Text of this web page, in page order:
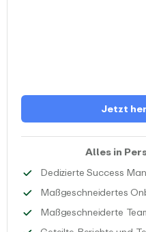
Jetzt
Alles in
Dedizierte Success
Maßgeschneidertes
Maßgeschneiderte